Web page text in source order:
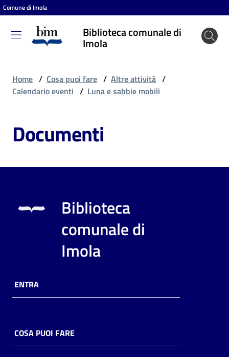
Vai al contenuto
Vai alla navigazione
Vai al footer
Comune di Imola
Biblioteca comunale di
Imola
Biblioteca
comunale
puoi
Risorse
online
Home / Cosa puoi fare / Altre attività /
Calendario eventi / Luna e sabbie mobili
Documenti
Biblioteca
comunale di
Imola
ENTRA
COSA PUOI FARE